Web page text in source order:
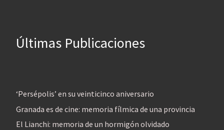
Últimas Publicaciones
‘Persépolis’ en su veinticinco aniversario
Granada es de cine: memoria fílmica de una provincia
El Lianchi: memoria de un hormigón olvidado